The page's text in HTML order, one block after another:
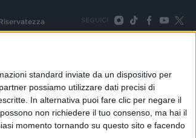
standard inviate da un dispositivo per
possiamo utilizzare dati precisi di
In alternativa puoi fare clic per negare il
non richiedere il tuo consenso, ma hai il
momento tornando su questo sito e facendo
SEGUICI